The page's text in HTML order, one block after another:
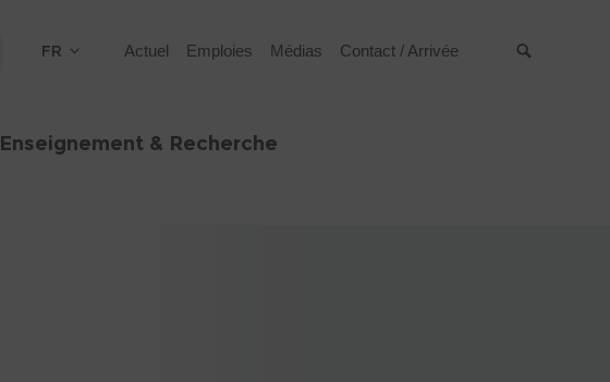
FR Actuel Emploies Médias Contact / Arrivée
Enseignement & Recherche